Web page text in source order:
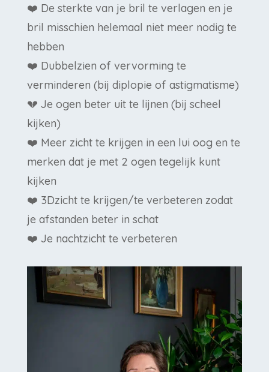
❤️ De sterkte van je bril te verlagen en je
bril misschien helemaal niet meer nodig te
hebben
❤️ Dubbelzien of vervorming te
verminderen (bij diplopie of astigmatisme)
💔 Je ogen beter uit te lijnen (bij scheel
kijken)
❤️ Meer zicht te krijgen in een lui oog en te
merken dat je met 2 ogen tegelijk kunt
kijken
❤️ 3Dzicht te krijgen/te verbeteren zodat
je afstanden beter in schat
❤️ Je nachtzicht te verbeteren